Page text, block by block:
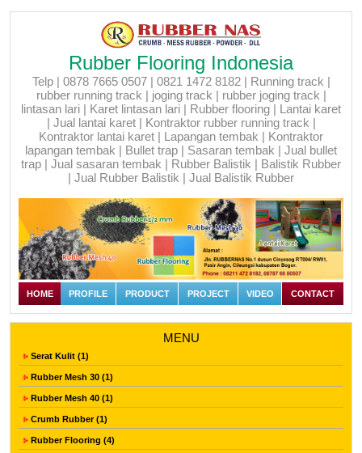
Rubber Flooring Indonesia
Telp | 0878 7665 0507 | 0821 1472 8182 | Running track |
rubber running track | joging track | rubber joging track |
lintasan lari | Karet lintasan lari | Rubber flooring | Lantai karet
| Jual lantai karet | Kontraktor rubber running track |
Kontraktor lantai karet | Lapangan tembak | Kontraktor
lapangan tembak | Bullet trap | Sasaran tembak | Jual bullet
trap | Jual sasaran tembak | Rubber Balistik | Balistik Rubber
| Jual Rubber Balistik | Jual Balistik Rubber
HOME PROFILE PRODUCT PROJECT VIDEO CONTACT
MENU
Serat Kulit (1)
Rubber Mesh 30 (1)
Rubber Mesh 40 (1)
Crumb Rubber (1)
Rubber Flooring (4)